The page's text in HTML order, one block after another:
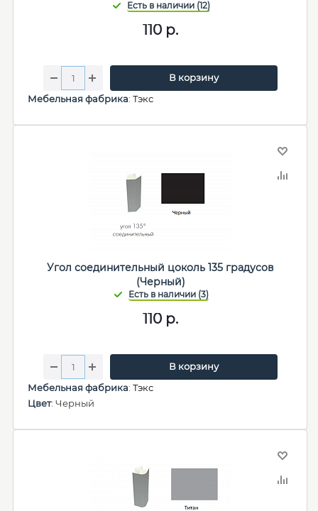
110 р.
В корзину
Мебельная фабрика: Тэкс
Угол соединительный цоколь 135 градусов
(Черный)
110 р.
В корзину
Мебельная фабрика: Тэкс
Цвет: Черный